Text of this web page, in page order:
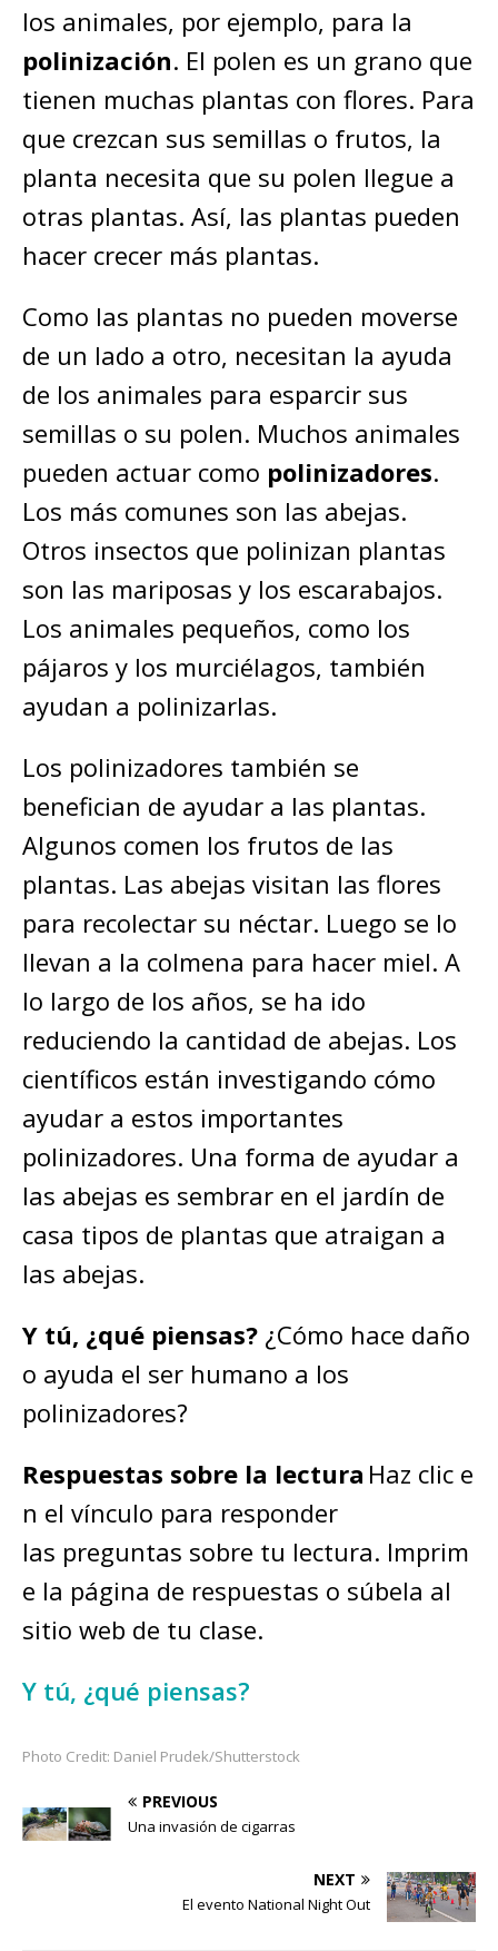
los animales, por ejemplo, para la
polinización. El polen es un grano que
tienen muchas plantas con flores. Para
que crezcan sus semillas o frutos, la
planta necesita que su polen llegue a
otras plantas. Así, las plantas pueden
hacer crecer más plantas.
Como las plantas no pueden moverse
de un lado a otro, necesitan la ayuda
de los animales para esparcir sus
semillas o su polen. Muchos animales
pueden actuar como polinizadores.
Los más comunes son las abejas.
Otros insectos que polinizan plantas
son las mariposas y los escarabajos.
Los animales pequeños, como los
pájaros y los murciélagos, también
ayudan a polinizarlas.
Los polinizadores también se
benefician de ayudar a las plantas.
Algunos comen los frutos de las
plantas. Las abejas visitan las flores
para recolectar su néctar. Luego se lo
llevan a la colmena para hacer miel. A
lo largo de los años, se ha ido
reduciendo la cantidad de abejas. Los
científicos están investigando cómo
ayudar a estos importantes
polinizadores. Una forma de ayudar a
las abejas es sembrar en el jardín de
casa tipos de plantas que atraigan a
las abejas.
Y tú, ¿qué piensas? ¿Cómo hace daño
o ayuda el ser humano a los
polinizadores?
Respuestas sobre la lectura Haz clic e
n el vínculo para responder
las preguntas sobre tu lectura. Imprim
e la página de respuestas o súbela al
sitio web de tu clase.
Y tú, ¿qué piensas?
Photo Credit: Daniel Prudek/Shutterstock
PREVIOUS
Una invasión de cigarras
NEXT
El evento National Night Out